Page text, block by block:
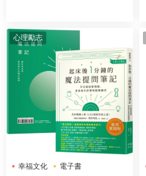
心理勵志
幸福文化
電子書